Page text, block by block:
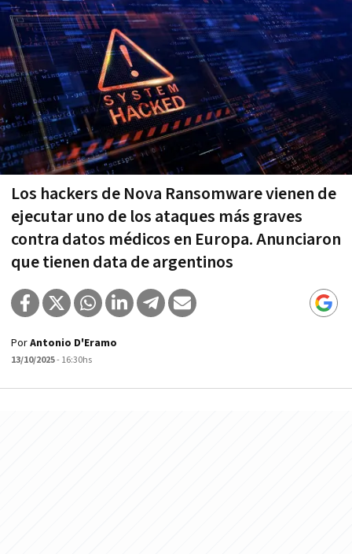
Los hackers de Nova Ransomware vienen de
ejecutar uno de los ataques más graves
contra datos médicos en Europa. Anunciaron
que tienen data de argentinos
PorAntonio D'Eramo
13/10/2025- 16:30hs